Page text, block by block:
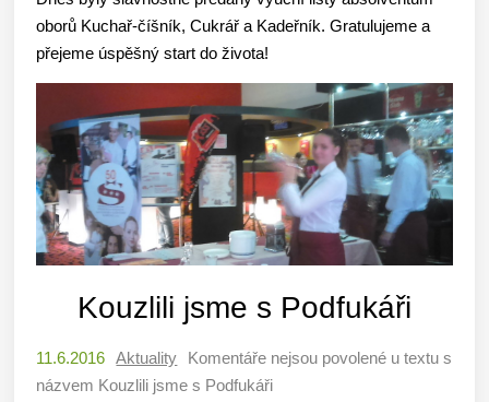
oborů Kuchař-číšník, Cukrář a Kadeřník. Gratulujeme a
přejeme úspěšný start do života!
Kouzlili jsme s Podfukáři
11.6.2016 Aktuality Komentáře nejsou povolené u textu s
názvem Kouzlili jsme s Podfukáři